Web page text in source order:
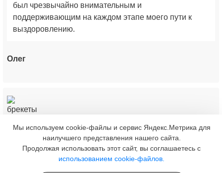
был чрезвычайно внимательным и
поддерживающим на каждом этапе моего пути к
выздоровлению.
Олег
Моя благодарность «Наркологике» не знает границ.
Квалифицированные специалисты и дружелюбная
атмосфера сделали мой процесс лечения
Мы используем cookie-файлы и сервис Яндекс.Метрика для
наилучшего представления нашего сайта.
Продолжая использовать этот сайт, вы соглашаетесь с
использованием cookie-файлов.